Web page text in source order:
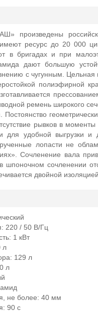
произведены
ресурс до 20 000
в бригадах и при
дают большую
с чугунным. Цельная
полиэфирной
ремень широкого
рывков в
для удобной выгрузки
лопасти не
Сочленение вала
сочленении
двойной
220 / 50 В/Гц
1 кВт
л
129 л
л
не более: 40 мм
90 с